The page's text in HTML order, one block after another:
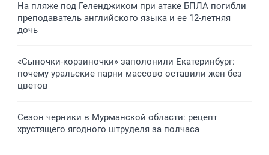
На пляже под Геленджиком при атаке БПЛА погибли
преподаватель английского языка и ее 12-летняя
дочь
«Сыночки-корзиночки» заполонили Екатеринбург:
почему уральские парни массово оставили жен без
цветов
Сезон черники в Мурманской области: рецепт
хрустящего ягодного штруделя за полчаса